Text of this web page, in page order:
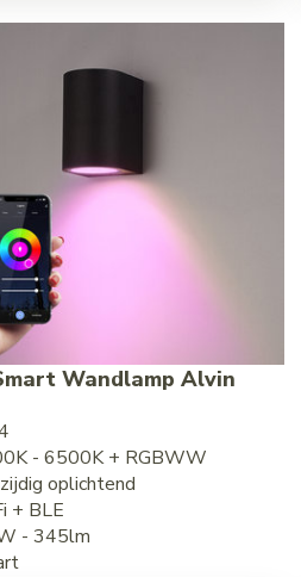
Wandlamp Alvin
- 6500K + RGBWW
oplichtend
+ BLE
- 345lm